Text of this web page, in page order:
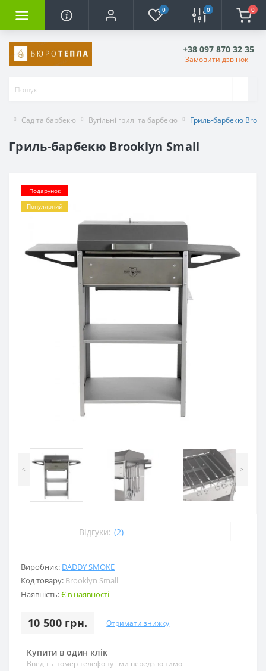
0 0 0
+38 097 870 32 35
Замовити дзвінок
Сад та барбекю Вугільні грилі та барбекю Гриль-барбекю
Гриль-барбекю Brooklyn Small
Подарунок
Популярний
< >
Відгуки: (2)
Виробник: DADDY SMOKE
Код товару: Brooklyn Small
Наявність:Є в наявності
10 500 грн. Отримати знижку
Купити в один клік
Введіть номер телефону і ми передзвонимо